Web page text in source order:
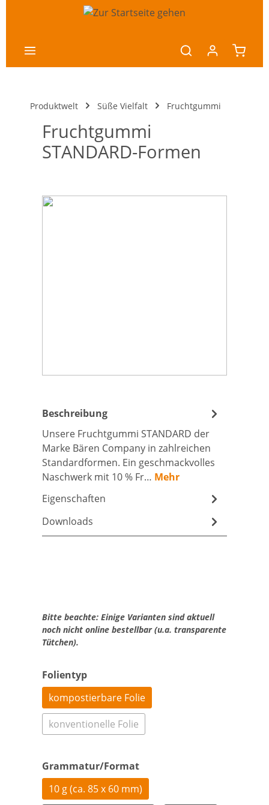
Produktwelt Süße Vielfalt Fruchtgummi
Fruchtgummi
STANDARD-Formen
Bildergalerie überspringen
Beschreibung
Unsere Fruchtgummi STANDARD der
Marke Bären Company in zahlreichen
Standardformen. Ein geschmackvolles
Naschwerk mit 10 % Fr… Mehr
Eigenschaften
Downloads
Bitte beachte: Einige Varianten sind aktuell
noch nicht online bestellbar (u.a. transparente
Tütchen).
Folientyp
kompostierbare Folie
konventionelle Folie
Grammatur/Format
10 g (ca. 85 x 60 mm)